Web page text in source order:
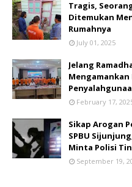
Tragis,
Ditemukan
Rumahnya
July 01, 2025
Jelang
February 17,
Sikap Arogan
SPBU
Minta Polisi
September 19,